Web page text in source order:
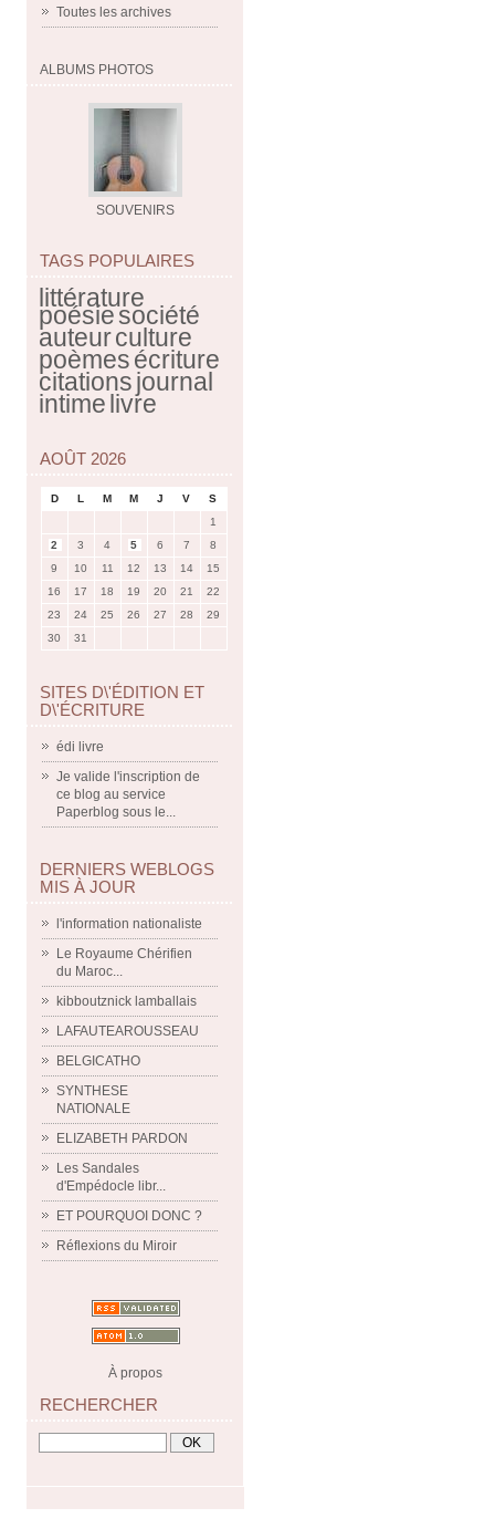
Toutes les archives
ALBUMS PHOTOS
SOUVENIRS
TAGS POPULAIRES
littérature
poésiesociété
auteurculture
poèmesécriture
citationsjournal
intimelivre
AOÛT 2026
D L M M J V
S
1
2
3 4 5 6 7
8
9
10 11 12 13 14
15
16
17 18 19 20 21
22
23
24 25 26 27 28
29
30
31
SITES D\'ÉDITION ET
D\'ÉCRITURE
édi livre
Je valide l'inscription de
ce blog au service
Paperblog sous le...
DERNIERS WEBLOGS
MIS À JOUR
l'information nationaliste
Le Royaume Chérifien
du Maroc...
kibboutznick lamballais
LAFAUTEAROUSSEAU
BELGICATHO
SYNTHESE
NATIONALE
ELIZABETH PARDON
Les Sandales
d'Empédocle libr...
ET POURQUOI DONC ?
Réflexions du Miroir
À propos
RECHERCHER